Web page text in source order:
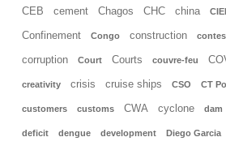
CEB cement Chagos CHC china
Confinement Congo construction
corruption Court Courts couvre-feu
creativity crisis cruise ships CSO CT
customers customs CWA cyclone dam
deficit dengue development Diego Garcia